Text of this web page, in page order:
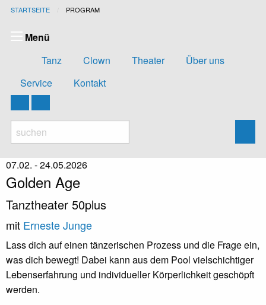
STARTSEITE CURRENT:
PROGRAM
Menü
Tanz
Clown Theater
Über uns
Service
Kontakt
07.02. - 24.05.2026
Golden Age
Tanztheater 50plus
mit Erneste Junge
Lass dich auf einen tänzerischen Prozess und die Frage ein,
was dich bewegt! Dabei kann aus dem Pool vielschichtiger
Lebenserfahrung und individueller Körperlichkeit geschöpft
werden.